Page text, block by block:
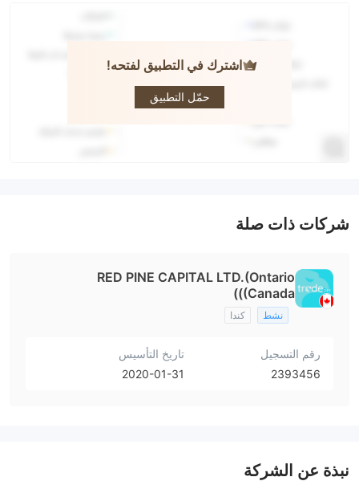
اشترك في التطبيق لفتحه!
حمّل التطبيق
شركات ذات صلة
RED PINE CAPITAL LTD.(Ontario
(Canada))
نشط كندا
رقم التسجيل
2393456
تاريخ التأسيس
2020-01-31
نبذة عن الشركة